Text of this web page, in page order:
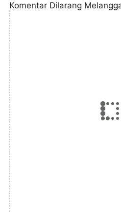
Komentar Dilarang